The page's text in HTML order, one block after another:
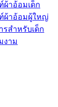
าอ้อมเด็ก
าอ้อมผู้ใหญ่
สำหรับเด็ก
งาม